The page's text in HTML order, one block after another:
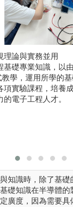
實驗室、AIoT創新
,每位學生皆有專題
究所（電子、光電
體產業，可強化動
場域
理論與實務並用
基礎專業知識，以
教學，運用所學的
項實驗課程，培養
電子工程人才。
知識時，除了基
礎知識在半導體
廣度，因為需要具